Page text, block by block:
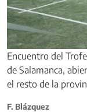
Encuentro del
de Salamanca,
el resto de la
F. Blázquez